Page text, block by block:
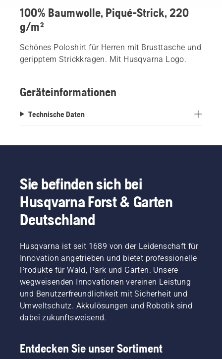
100% Baumwolle, Piqué‑Strick, 220
g/m²
Schönes Poloshirt für Herren mit Brusttasche und
geripptem Strickkragen. Mit Husqvarna Logo.
Geräteinformationen
Technische Daten
Sie befinden sich bei
Husqvarna Forst & Garten
Deutschland
Husqvarna ist seit 1689 von der Leidenschaft für
Innovation angetrieben und bietet professionelle
Produkte für Wald, Park und Garten. Unsere
wegweisenden Innovationen vereinen Leistung
und Benutzerfreundlichkeit mit Sicherheit und
Umweltschutz. Akkulösungen und Robotik sind
dabei zukunftsweisend.
Entdecken Sie unser Sortiment